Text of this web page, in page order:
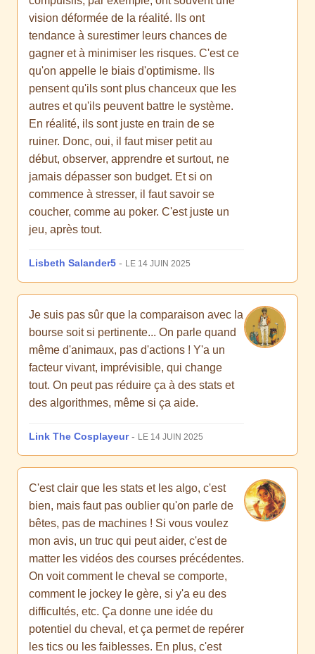
vision déformée de la réalité. Ils ont
tendance à surestimer leurs chances de
gagner et à minimiser les risques. C'est ce
qu'on appelle le biais d'optimisme. Ils
pensent qu'ils sont plus chanceux que les
autres et qu'ils peuvent battre le système.
En réalité, ils sont juste en train de se
ruiner. Donc, oui, il faut miser petit au
début, observer, apprendre et surtout, ne
jamais dépasser son budget. Et si on
commence à stresser, il faut savoir se
coucher, comme au poker. C'est juste un
jeu, après tout.
Lisbeth Salander5 - LE 14 JUIN 2025
Je suis pas sûr que la comparaison avec la
bourse soit si pertinente... On parle quand
même d'animaux, pas d'actions ! Y'a un
facteur vivant, imprévisible, qui change
tout. On peut pas réduire ça à des stats et
des algorithmes, même si ça aide.
Link The Cosplayeur- LE 14 JUIN 2025
C'est clair que les stats et les algo, c'est
bien, mais faut pas oublier qu'on parle de
bêtes, pas de machines ! Si vous voulez
mon avis, un truc qui peut aider, c'est de
matter les vidéos des courses précédentes.
On voit comment le cheval se comporte,
comment le jockey le gère, si y'a eu des
difficultés, etc. Ça donne une idée du
potentiel du cheval, et ça permet de repérer
les tics ou les faiblesses. En plus, c'est